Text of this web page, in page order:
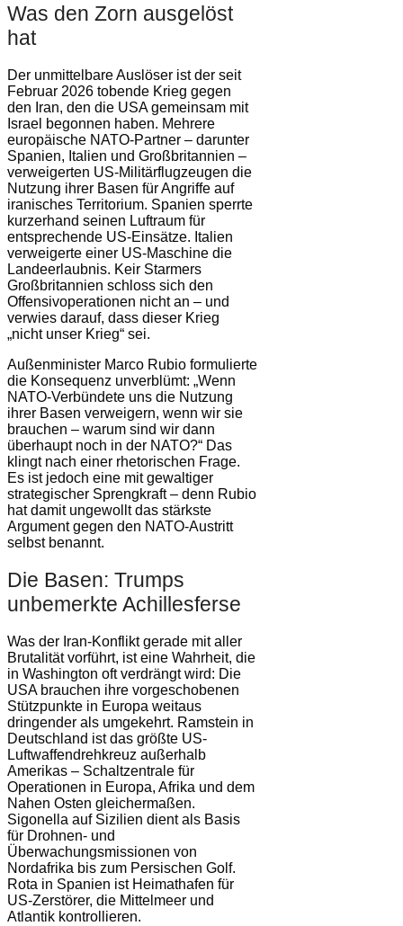
Was den Zorn ausgelöst
hat
Der unmittelbare Auslöser ist der seit
Februar 2026 tobende Krieg gegen
den Iran, den die USA gemeinsam mit
Israel begonnen haben. Mehrere
europäische NATO-Partner – darunter
Spanien, Italien und Großbritannien –
verweigerten US-Militärflugzeugen die
Nutzung ihrer Basen für Angriffe auf
iranisches Territorium. Spanien sperrte
kurzerhand seinen Luftraum für
entsprechende US-Einsätze. Italien
verweigerte einer US-Maschine die
Landeerlaubnis. Keir Starmers
Großbritannien schloss sich den
Offensivoperationen nicht an – und
verwies darauf, dass dieser Krieg
„nicht unser Krieg“ sei.
Außenminister Marco Rubio formulierte
die Konsequenz unverblümt: „Wenn
NATO-Verbündete uns die Nutzung
ihrer Basen verweigern, wenn wir sie
brauchen – warum sind wir dann
überhaupt noch in der NATO?“ Das
klingt nach einer rhetorischen Frage.
Es ist jedoch eine mit gewaltiger
strategischer Sprengkraft – denn Rubio
hat damit ungewollt das stärkste
Argument gegen den NATO-Austritt
selbst benannt.
Die Basen: Trumps
unbemerkte Achillesferse
Was der Iran-Konflikt gerade mit aller
Brutalität vorführt, ist eine Wahrheit, die
in Washington oft verdrängt wird: Die
USA brauchen ihre vorgeschobenen
Stützpunkte in Europa weitaus
dringender als umgekehrt. Ramstein in
Deutschland ist das größte US-
Luftwaffendrehkreuz außerhalb
Amerikas – Schaltzentrale für
Operationen in Europa, Afrika und dem
Nahen Osten gleichermaßen.
Sigonella auf Sizilien dient als Basis
für Drohnen- und
Überwachungsmissionen von
Nordafrika bis zum Persischen Golf.
Rota in Spanien ist Heimathafen für
US-Zerstörer, die Mittelmeer und
Atlantik kontrollieren.